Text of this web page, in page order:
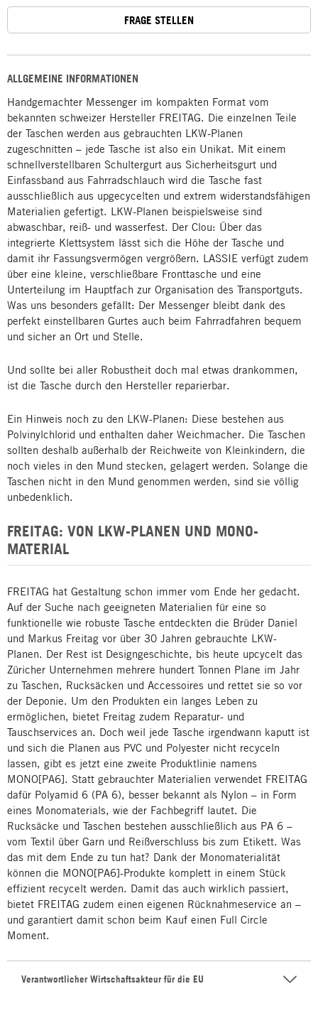
ALLGEMEINE INFORMATIONEN
Handgemachter Messenger im kompakten Format vom
bekannten schweizer Hersteller FREITAG. Die einzelnen Teile
der Taschen werden aus gebrauchten LKW-Planen
zugeschnitten – jede Tasche ist also ein Unikat. Mit einem
schnellverstellbaren Schultergurt aus Sicherheitsgurt und
Einfassband aus Fahrradschlauch wird die Tasche fast
ausschließlich aus upgecycelten und extrem widerstandsfähigen
Materialien gefertigt. LKW-Planen beispielsweise sind
abwaschbar, reiß- und wasserfest. Der Clou: Über das
integrierte Klettsystem lässt sich die Höhe der Tasche und
damit ihr Fassungsvermögen vergrößern. LASSIE verfügt zudem
über eine kleine, verschließbare Fronttasche und eine
Unterteilung im Hauptfach zur Organisation des Transportguts.
Was uns besonders gefällt: Der Messenger bleibt dank des
perfekt einstellbaren Gurtes auch beim Fahrradfahren bequem
und sicher an Ort und Stelle.
Und sollte bei aller Robustheit doch mal etwas drankommen,
ist die Tasche durch den Hersteller reparierbar.
Ein Hinweis noch zu den LKW-Planen: Diese bestehen aus
Polvinylchlorid und enthalten daher Weichmacher. Die Taschen
sollten deshalb außerhalb der Reichweite von Kleinkindern, die
noch vieles in den Mund stecken, gelagert werden. Solange die
Taschen nicht in den Mund genommen werden, sind sie völlig
unbedenklich.
FREITAG: VON LKW-PLANEN UND MONO-
MATERIAL
FREITAG hat Gestaltung schon immer vom Ende her gedacht.
Auf der Suche nach geeigneten Materialien für eine so
funktionelle wie robuste Tasche entdeckten die Brüder Daniel
und Markus Freitag vor über 30 Jahren gebrauchte LKW-
Planen. Der Rest ist Designgeschichte, bis heute upcycelt das
Züricher Unternehmen mehrere hundert Tonnen Plane im Jahr
zu Taschen, Rucksäcken und Accessoires und rettet sie so vor
der Deponie. Um den Produkten ein langes Leben zu
ermöglichen, bietet Freitag zudem Reparatur- und
Tauschservices an. Doch weil jede Tasche irgendwann kaputt ist
und sich die Planen aus PVC und Polyester nicht recyceln
lassen, gibt es jetzt eine zweite Produktlinie namens
MONO[PA6]. Statt gebrauchter Materialien verwendet FREITAG
dafür Polyamid 6 (PA 6), besser bekannt als Nylon – in Form
eines Monomaterials, wie der Fachbegriff lautet. Die
Rucksäcke und Taschen bestehen ausschließlich aus PA 6 –
vom Textil über Garn und Reißverschluss bis zum Etikett. Was
das mit dem Ende zu tun hat? Dank der Monomaterialität
können die MONO[PA6]-Produkte komplett in einem Stück
effizient recycelt werden. Damit das auch wirklich passiert,
bietet FREITAG zudem einen eigenen Rücknahmeservice an –
und garantiert damit schon beim Kauf einen Full Circle
Moment.
Verantwortlicher Wirtschaftsakteur für die EU
FRAGE STELLEN